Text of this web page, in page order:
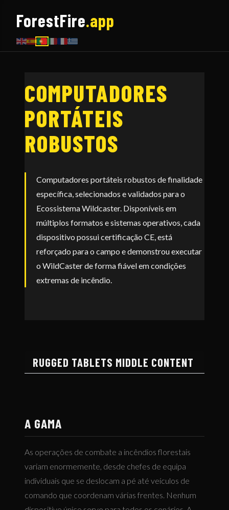
ForestFire.app
COMPUTADORES
PORTÁTEIS
ROBUSTOS
Computadores portáteis robustos de finalidade
específica, selecionados e validados para o
Ecossistema Wildcaster. Disponíveis em
múltiplos formatos e sistemas operativos, cada
dispositivo possui certificação CE, está
reforçado para o campo e demonstrou executar
o WildCaster de forma fiável em condições
extremas de incêndio.
RUGGED TABLETS MIDDLE CONTENT
A GAMA
As operações de combate a incêndios florestais
variam enormemente, desde chefes de equipa
individuais que se deslocam a pé até veículos de
comando que coordenam várias frentes. Nenhum